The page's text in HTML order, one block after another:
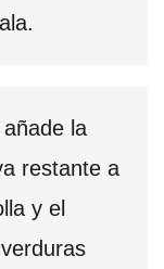
la
restante a
y el